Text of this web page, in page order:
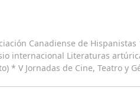
Canadiense de Hispanistas
internacional Literaturas
* V Jornadas de Cine, Teatro y